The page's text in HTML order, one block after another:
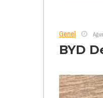
Genel
BYD